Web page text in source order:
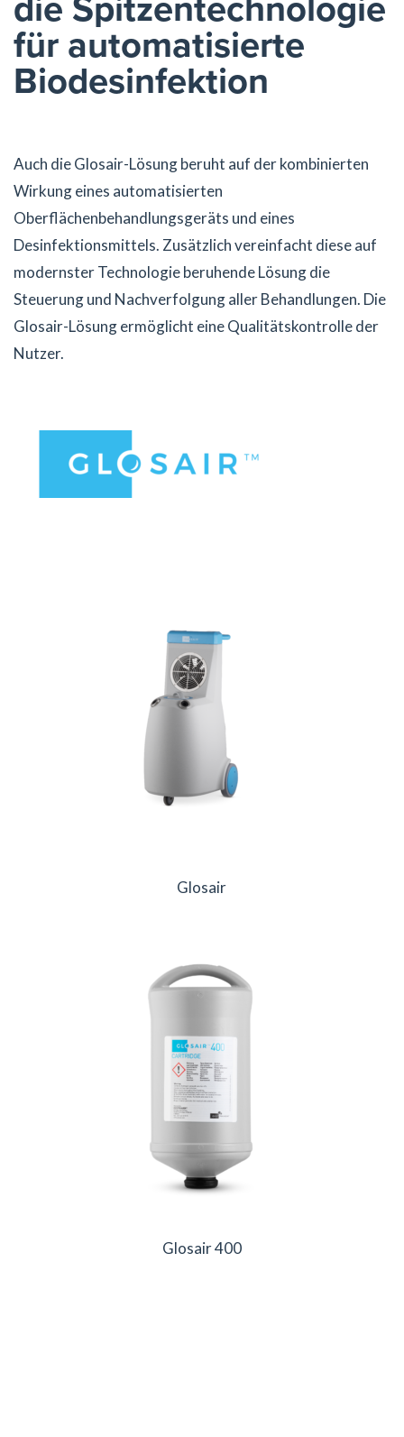
für automatisierte
Biodesinfektion
Auch die Glosair-Lösung beruht auf der kombinierten
Wirkung eines automatisierten
Oberflächenbehandlungsgeräts und eines
Desinfektionsmittels. Zusätzlich vereinfacht diese auf
modernster Technologie beruhende Lösung die
Steuerung und Nachverfolgung aller Behandlungen. Die
Glosair-Lösung ermöglicht eine Qualitätskontrolle der
Nutzer.
Glosair
Glosair 400